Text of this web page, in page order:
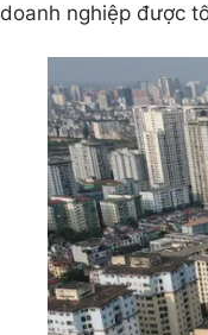
doanh nghiệp được